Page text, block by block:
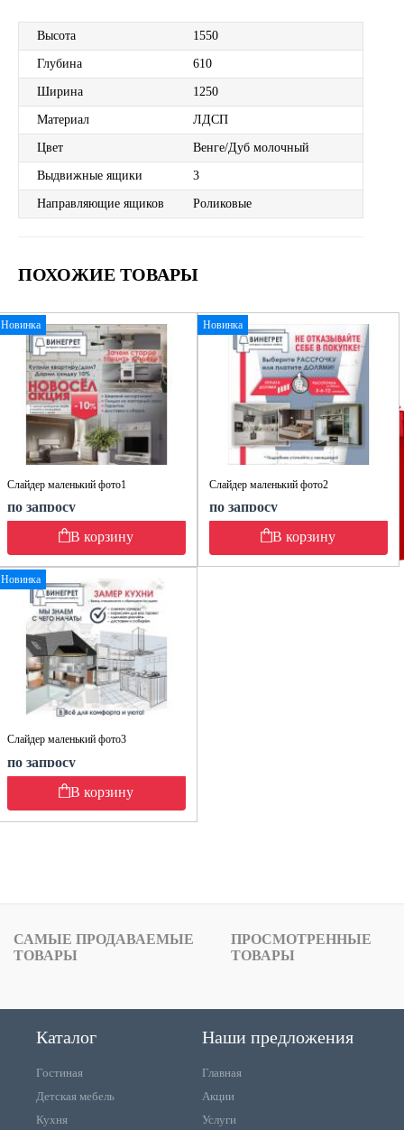
Высота 1550
Глубина 610
Ширина 1250
Материал ЛДСП
Цвет Венге/Дуб молочный
Выдвижные ящики 3
Направляющие ящиков Роликовые
ПОХОЖИЕ ТОВАРЫ
Новинка
Слайдер маленький фото1
по запросу
В корзину
Новинка
Слайдер маленький фото2
по запросу
В корзину
Новинка
Слайдер маленький фото3
по запросу
В корзину
САМЫЕ ПРОДАВАЕМЫЕ
ТОВАРЫ
ПРОСМОТРЕННЫЕ
ТОВАРЫ
Каталог
Гостиная
Детская мебель
Кухня
Наши предложения
Главная
Акции
Услуги